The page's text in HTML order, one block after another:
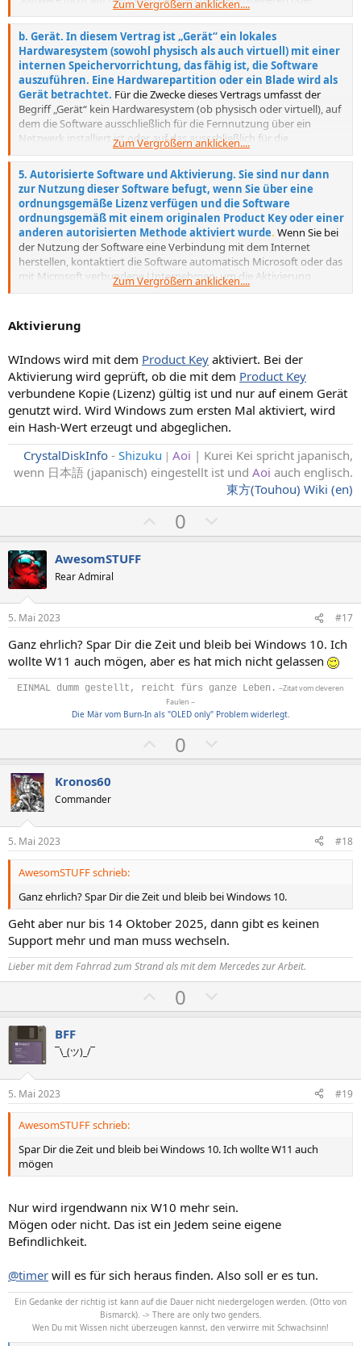
ausführen. Eine Aktualisierung oder ein Upgrade einer Software, die
kein Originalprodukt ist, mit Software von Microsoft oder
autorisierten Quellen macht Ihre ursprüngliche bzw. die
aktualisierte/upgegradete Version nicht zu einem Original, und in
dieser Situation verfügen Sie über keine Lizenz zur Nutzung der
Software.
Zum Vergrößern anklicken....
b. Gerät. In diesem Vertrag ist „Gerät“ ein lokales
Hardwaresystem (sowohl physisch als auch virtuell) mit einer
internen Speichervorrichtung, das fähig ist, die Software
auszuführen. Eine Hardwarepartition oder ein Blade wird als
Gerät betrachtet. Für die Zwecke dieses Vertrags umfasst der
Begriff „Gerät“ kein Hardwaresystem (ob physisch oder virtuell), auf
dem die Software ausschließlich für die Fernnutzung über ein
Netzwerk installiert ist oder auf das ausschließlich für die
Fernnutzung über ein Netzwerk zugegriffen wird.
Zum Vergrößern anklicken....
5. Autorisierte Software und Aktivierung. Sie sind nur dann
zur Nutzung dieser Software befugt, wenn Sie über eine
ordnungsgemäße Lizenz verfügen und die Software
ordnungsgemäß mit einem originalen Product Key oder einer
anderen autorisierten Methode aktiviert wurde. Wenn Sie bei
der Nutzung der Software eine Verbindung mit dem Internet
herstellen, kontaktiert die Software automatisch Microsoft oder das
mit Microsoft verbundene Unternehmen, um die Aktivierung
vorzunehmen und sich einem bestimmten Gerät zuzuordnen. Sie
aktivieren. In beiden Fällen findet eine Übertragung bestimmter
Informationen statt, und es fallen möglicherweise Internet-, Telefon-
Zum Vergrößern anklicken....
Aktivierung
WIndows wird mit dem Product Key aktiviert. Bei der
Aktivierung wird geprüft, ob die mit dem Product Key
verbundene Kopie (Lizenz) gültig ist und nur auf einem Gerät
genutzt wird. Wird Windows zum ersten Mal aktiviert, wird
ein Hash-Wert erzeugt und abgeglichen.
CrystalDiskInfo - Shizuku | Aoi | Kurei Kei spricht japanisch,
wenn 日本語 (japanisch) eingestellt ist und Aoi auch englisch.
東方(Touhou) Wiki (en)
o
t
v
e
S
t
i
m
m
0
e
t
v
e
S
t
i
m
m
AwesomSTUFF
Rear Admiral
5. Mai 2023 #17
Ganz ehrlich? Spar Dir die Zeit und bleib bei Windows 10. Ich
wollte W11 auch mögen, aber es hat mich nicht gelassen
EINMAL dumm gestellt, reicht fürs ganze Leben. ~Zitat vom cleveren
Faulen ~
Die Mär vom Burn-In als "OLED only" Problem widerlegt.
o
t
v
S
t
i
m
m
0
e
t
v
S
t
i
m
m
Kronos60
Commander
5. Mai 2023 #18
AwesomSTUFF schrieb:
Ganz ehrlich? Spar Dir die Zeit und bleib bei Windows 10.
Geht aber nur bis 14 Oktober 2025, dann gibt es keinen
Support mehr und man muss wechseln.
Lieber mit dem Fahrrad zum Strand als mit dem Mercedes zur Arbeit.
o
t
v
S
t
m
m
0
e
t
v
S
t
m
m
BFF
¯\_(ツ)_/¯
5. Mai 2023 #19
AwesomSTUFF schrieb:
Spar Dir die Zeit und bleib bei Windows 10. Ich wollte W11 auch
mögen
Nur wird irgendwann nix W10 mehr sein.
Mögen oder nicht. Das ist ein Jedem seine eigene
Befindlichkeit.
@timer will es für sich heraus finden. Also soll er es tun.
Ein Gedanke der richtig ist kann auf die Dauer nicht niedergelogen werden. (Otto von
Bismarck). -> There are only two genders.
Wen Du mit Wissen nicht überzeugen kannst, den verwirre mit Schwachsinn!